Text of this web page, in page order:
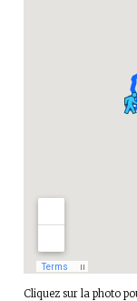
Cliquez sur la photo